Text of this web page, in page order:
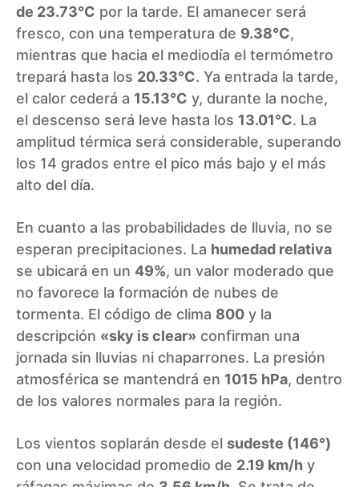
de 23.73°C por la tarde. El amanecer será
fresco, con una temperatura de 9.38°C,
mientras que hacia el mediodía el termómetro
trepará hasta los 20.33°C. Ya entrada la tarde,
el calor cederá a 15.13°C y, durante la noche,
el descenso será leve hasta los 13.01°C. La
amplitud térmica será considerable, superando
los 14 grados entre el pico más bajo y el más
alto del día.
En cuanto a las probabilidades de lluvia, no se
esperan precipitaciones. La humedad relativa
se ubicará en un 49%, un valor moderado que
no favorece la formación de nubes de
tormenta. El código de clima 800 y la
descripción «sky is clear» confirman una
jornada sin lluvias ni chaparrones. La presión
atmosférica se mantendrá en 1015 hPa, dentro
de los valores normales para la región.
Los vientos soplarán desde el sudeste (146°)
con una velocidad promedio de 2.19 km/h y